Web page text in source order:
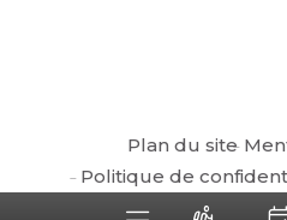
Plan du site
Politique de